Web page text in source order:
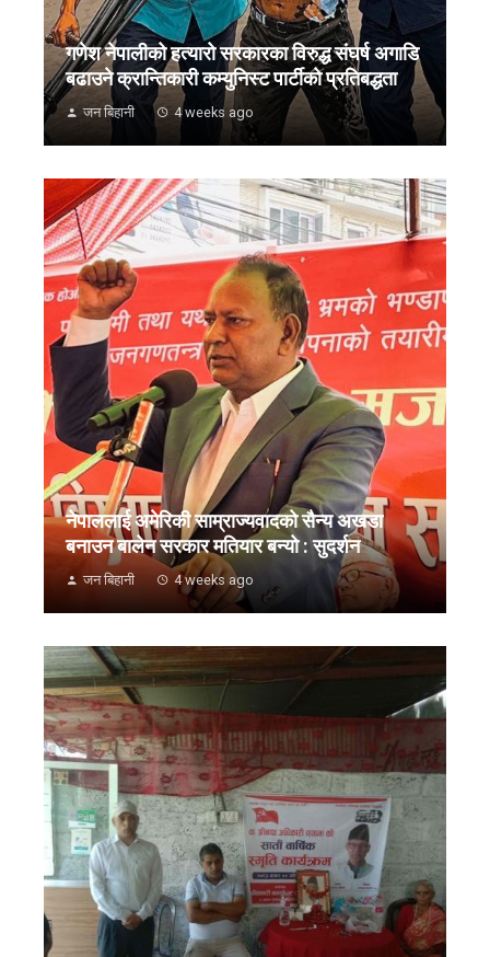
गणेश नेपालीको हत्यारो सरकारका विरुद्ध संघर्ष अगाडि
बढाउने क्रान्तिकारी कम्युनिस्ट पार्टीको प्रतिबद्धता
जन बिहानी 4 weeks ago
नेपाललाई अमेरिकी साम्राज्यवादको सैन्य अखडा
बनाउन बालेन सरकार मतियार बन्यो : सुदर्शन
जन बिहानी 4 weeks ago